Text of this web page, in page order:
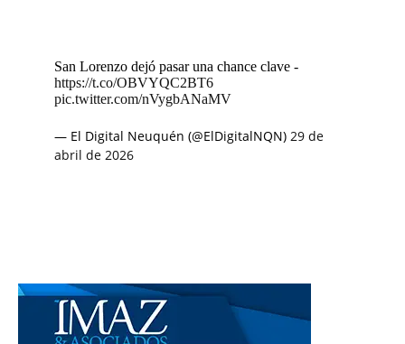
San Lorenzo dejó pasar una chance clave -
https://t.co/OBVYQC2BT6
pic.twitter.com/nVygbANaMV
— El Digital Neuquén (@ElDigitalNQN) 29 de
abril de 2026